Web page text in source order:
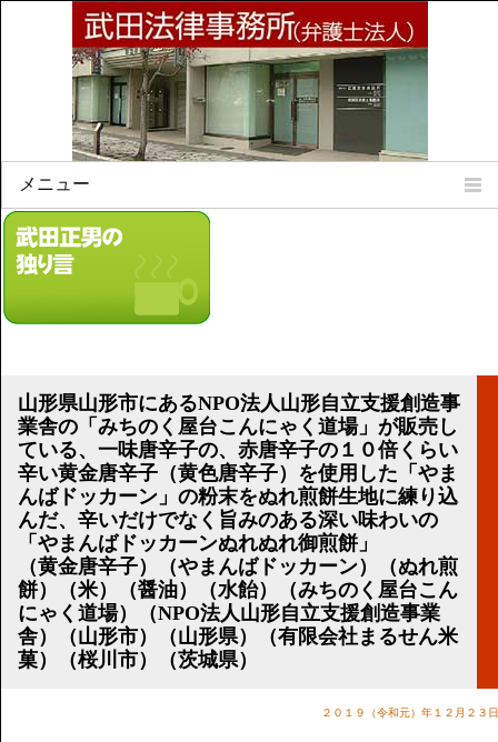
メニュー
Home
所属弁護士
法律相談案内
リンク集
顧問契約について
講演のご案内
気をつけたい法律のポイント
武田正男の独り言
山形県山形市にあるNPO法人山形自立支援創造事
業舎の「みちのく屋台こんにゃく道場」が販売し
ている、一味唐辛子の、赤唐辛子の１０倍くらい
辛い黄金唐辛子（黄色唐辛子）を使用した「やま
んばドッカーン」の粉末をぬれ煎餅生地に練り込
んだ、辛いだけでなく旨みのある深い味わいの
「やまんばドッカーンぬれぬれ御煎餅」
（黄金唐辛子）（やまんばドッカーン）（ぬれ煎
餅）（米）（醤油）（水飴）（みちのく屋台こん
にゃく道場）（NPO法人山形自立支援創造事業
舎）（山形市）（山形県）（有限会社まるせん米
菓）（桜川市）（茨城県）
２０１９（令和元）年１２月２３日